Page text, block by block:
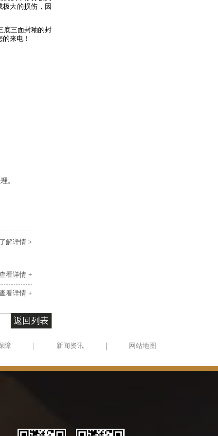
大的损伤，因
底三面封釉的封
的来电！
。
了解详情 >
看详情 +
看详情 +
返回列表
障 新闻资讯 网站地图